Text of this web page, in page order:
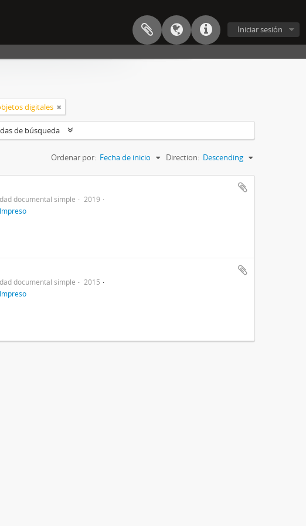
Iniciar sesión
digitales
de búsqueda
Ordenar por: Fecha de inicio Direction: Descending
documental simple
2019
documental simple
2015